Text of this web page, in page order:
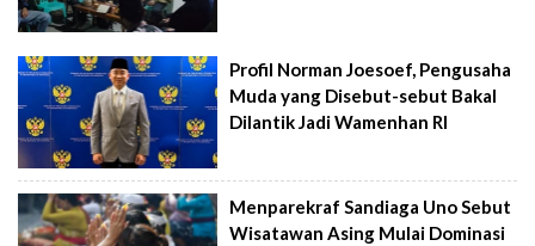
Profil Norman Joesoef, Pengusaha
Muda yang Disebut-sebut Bakal
Dilantik Jadi Wamenhan RI
Menparekraf Sandiaga Uno Sebut
Wisatawan Asing Mulai Dominasi